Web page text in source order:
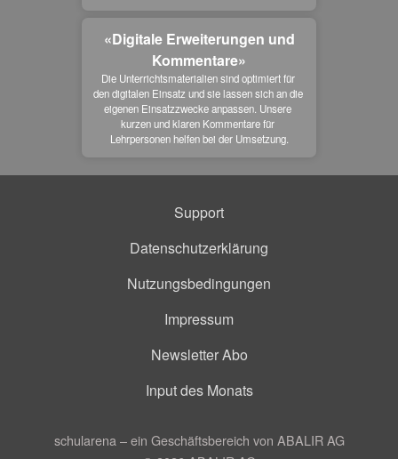
«Digitale Erweiterungen und
Kommentare»
Die Unterrichtsmaterialien sind optimiert für
den digitalen Einsatz und sie lassen sich an die
eigenen Einsatzzwecke anpassen. Unsere
kurzen und klaren Kommentare für
Lehrpersonen helfen bei der Umsetzung.
Support
Datenschutzerklärung
Nutzungsbedingungen
Impressum
Newsletter Abo
Input des Monats
schularena – ein Geschäftsbereich von ABALIR AG